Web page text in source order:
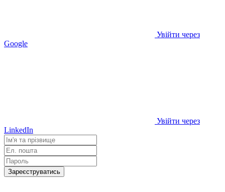
Увійти через
Google
Увійти через
LinkedIn
Зареєструватись